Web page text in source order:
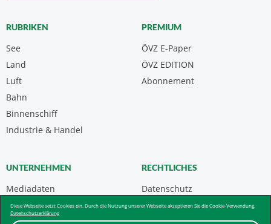
Diese Webseite setzt Cookies ein. Durch die Nutzung unserer Webseite akzeptieren Sie die Cookie-Verwendung.
Datenschutzerklärung
RUBRIKEN
See
Land
Luft
Bahn
Binnenschiff
Industrie & Handel
PREMIUM
ÖVZ E-Paper
Abonnement
ÖVZ EDITION
UNTERNEHMEN
Mediadaten
Kontakt
Über uns & AGB
RECHTLICHES
Datenschutz
Impressum